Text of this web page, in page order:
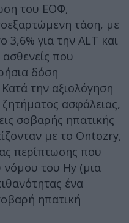
του ΕΟΦ,
τάση, με
3,6% για την ALT και
ασθενείς που
δόση
την αξιολόγηση
ασφάλειας,
σοβαρής ηπατικής
με το Ontozry,
περίπτωσης που
νόμου του Hy (μια
ένα
ηπατική